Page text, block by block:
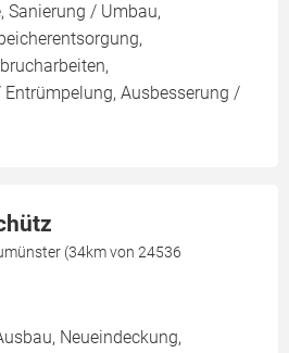
Sanierung / Umbau,
Ausbesserung /
(34km von 24536
Neueindeckung,